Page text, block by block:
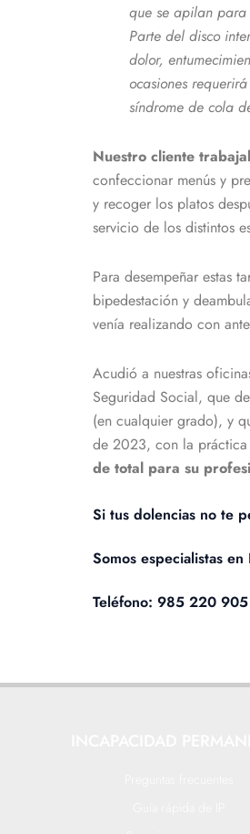
que se apilan para
Parte del disco
dolor,
ocasiones
síndrome de cola
Nuestro cliente
confeccionar menús y
y recoger los platos
servicio de los distintos
Para desempeñar estas
bipedestación y
venía realizando con
Acudió a nuestras
Seguridad Social, que
(en cualquier grado), y
de 2023, con la práctica
de total para su
Si tus dolencias no te
Somos especialistas
Teléfono: 985 220 905